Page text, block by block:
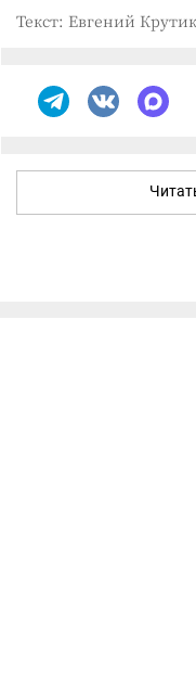
Текст: Евгений